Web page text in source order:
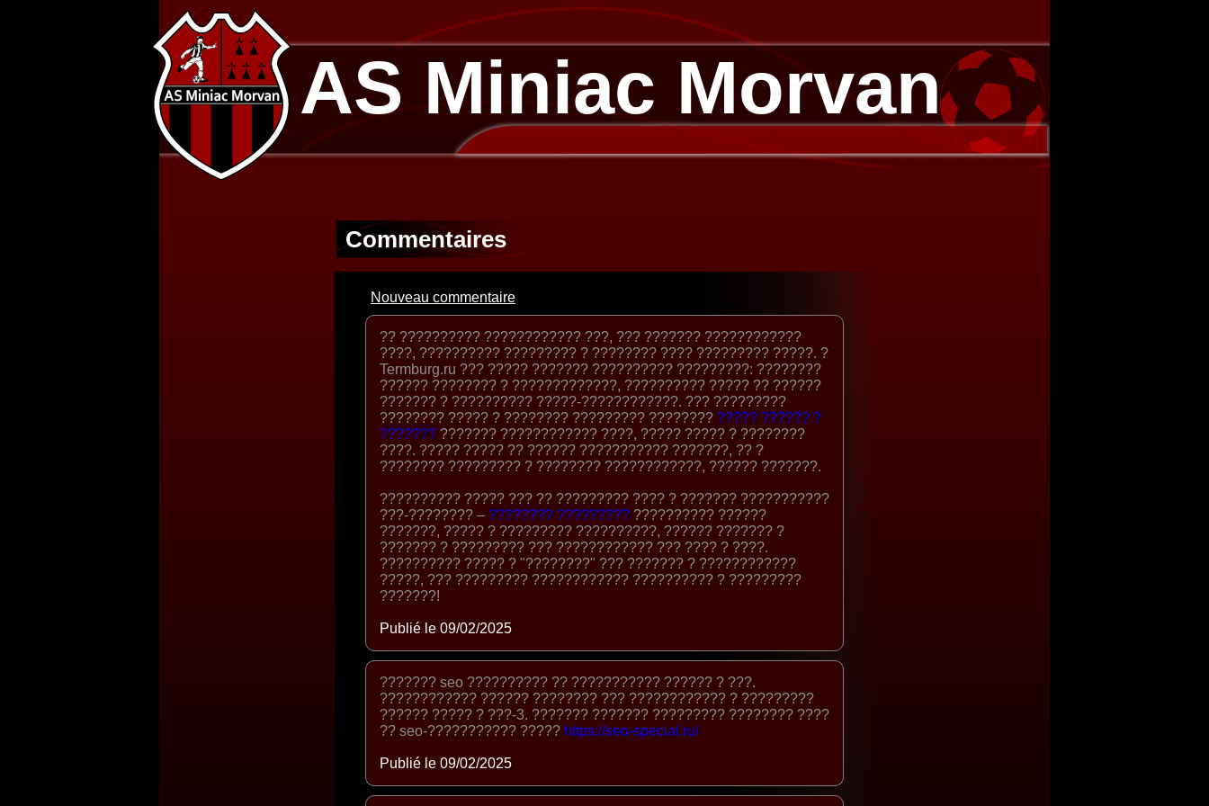
AS Miniac Morvan
Commentaires
Nouveau commentaire
?? ?????????? ???????????? ???, ??? ??????? ????????????
????, ?????????? ????????? ? ???????? ???? ????????? ?????. ?
Termburg.ru ??? ????? ??????? ?????????? ?????????: ????????
?????? ???????? ? ?????????????, ?????????? ????? ?? ??????
??????? ? ?????????? ?????-????????????. ??? ?????????
???????? ????? ? ???????? ????????? ???????? ????? ?????? ?
??????? ??????? ???????????? ????, ????? ????? ? ????????
????. ????? ????? ?? ?????? ??????????? ???????, ?? ?
???????? ????????? ? ???????? ????????????, ?????? ???????.
?????????? ????? ??? ?? ????????? ???? ? ??????? ???????????
???-???????? – ???????? ????????? ?????????? ??????
???????, ????? ? ????????? ??????????, ?????? ??????? ?
??????? ? ????????? ??? ???????????? ??? ???? ? ????.
?????????? ????? ? "????????" ??? ??????? ? ????????????
?????, ??? ????????? ???????????? ?????????? ? ?????????
???????!
Publié le 09/02/2025
??????? seo ?????????? ?? ??????????? ?????? ? ???.
???????????? ?????? ???????? ??? ???????????? ? ?????????
?????? ????? ? ???-3. ??????? ??????? ????????? ???????? ????
?? seo-??????????? ????? https://seo-special.ru/
Publié le 09/02/2025